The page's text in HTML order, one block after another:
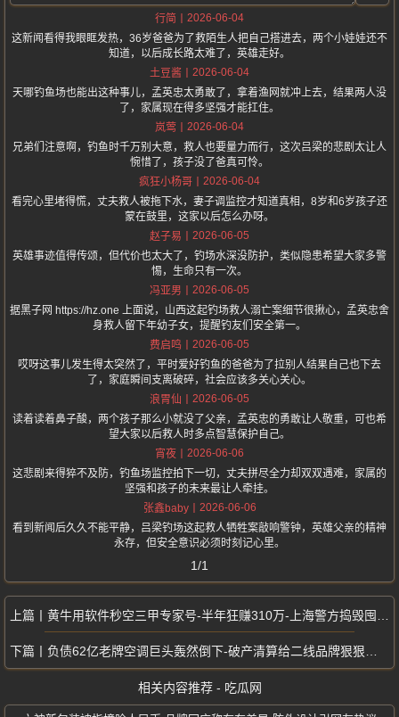
行简
2026-06-04
这新闻看得我眼眶发热，36岁爸爸为了救陌生人把自己搭进去，两个小娃娃还不
知道，以后成长路太难了，英雄走好。
土豆酱
2026-06-04
天哪钓鱼场也能出这种事儿，孟英忠太勇敢了，拿着渔网就冲上去，结果两人没
了，家属现在得多坚强才能扛住。
岚莺
2026-06-04
兄弟们注意啊，钓鱼时千万别大意，救人也要量力而行，这次吕梁的悲剧太让人
惋惜了，孩子没了爸真可怜。
疯狂小杨哥
2026-06-04
看完心里堵得慌，丈夫救人被拖下水，妻子调监控才知道真相，8岁和6岁孩子还
蒙在鼓里，这家以后怎么办呀。
赵子易
2026-06-05
英雄事迹值得传颂，但代价也太大了，钓场水深没防护，类似隐患希望大家多警
惕，生命只有一次。
冯亚男
2026-06-05
据黑子网 https://hz.one 上面说，山西这起钓场救人溺亡案细节很揪心，孟英忠舍
身救人留下年幼子女，提醒钓友们安全第一。
费启鸣
2026-06-05
哎呀这事儿发生得太突然了，平时爱好钓鱼的爸爸为了拉别人结果自己也下去
了，家庭瞬间支离破碎，社会应该多关心关心。
浪胃仙
2026-06-05
读着读着鼻子酸，两个孩子那么小就没了父亲，孟英忠的勇敢让人敬重，可也希
望大家以后救人时多点智慧保护自己。
宵夜
2026-06-06
这悲剧来得猝不及防，钓鱼场监控拍下一切，丈夫拼尽全力却双双遇难，家属的
坚强和孩子的未来最让人牵挂。
张鑫baby
2026-06-06
看到新闻后久久不能平静，吕梁钓场这起救人牺牲案敲响警钟，英雄父亲的精神
永存，但安全意识必须时刻记心里。
1/1
黄牛用软件秒空三甲专家号-半年狂赚310万-上海警方捣毁囤号倒卖产业链
负债62亿老牌空调巨头轰然倒下-破产清算给二线品牌狠狠敲响警钟
相关内容推荐 - 吃瓜网